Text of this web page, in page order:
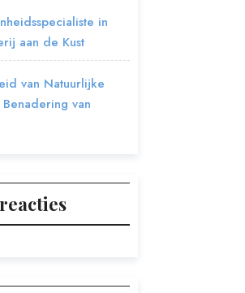
in
aan de Kust
van Natuurlijke
van